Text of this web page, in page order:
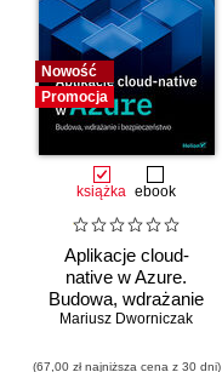
Nowość
Promocja
książka ebook
Aplikacje cloud-
native w Azure.
Budowa, wdrażanie
i bezpieczeństwo
Mariusz Dworniczak
(67,00 zł najniższa cena z 30 dni)